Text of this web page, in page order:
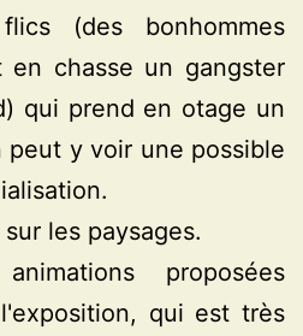
(des bonhommes
en chasse un gangster
qui prend en otage un
peut y voir une possible
les paysages.
proposées
qui est très